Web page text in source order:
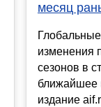
месяц
изменения
сезонов в
ближайшее
издание